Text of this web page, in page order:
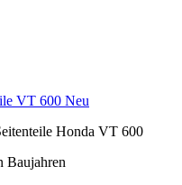
VT 600 Neu
Honda VT 600
Baujahren